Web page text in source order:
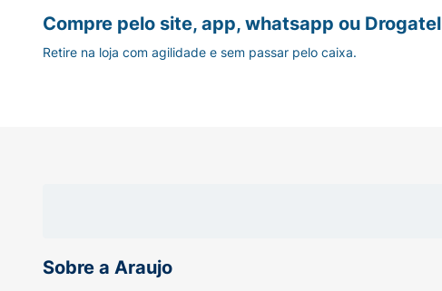
Sobre a Araujo
Compre pelo site, app, whatsapp ou Drogatel
Retire na loja com agilidade e sem passar pelo caixa.